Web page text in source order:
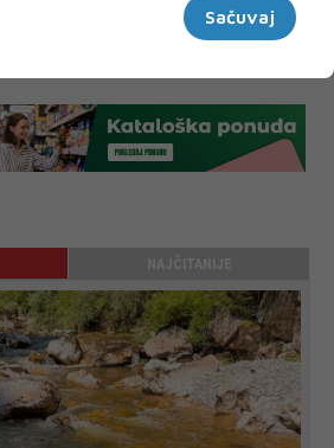
biti blago za čovječanstvo,
duhovne vrijednosti i bez
Sačuvaj